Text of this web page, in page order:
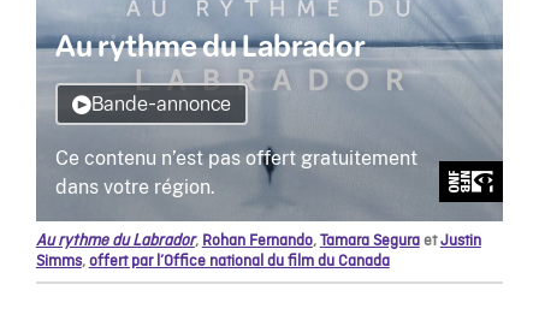
Au rythme du Labrador, Rohan Fernando,Tamara SeguraetJustin
Simms,offert par l’Office national du film du Canada